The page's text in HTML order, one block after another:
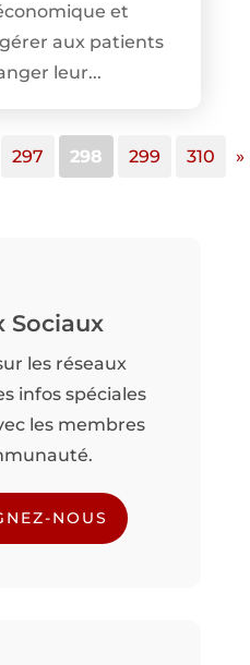
et
aux patients
leur...
297 298 299 310 »
Sociaux
les réseaux
infos spéciales
les membres
NOUS